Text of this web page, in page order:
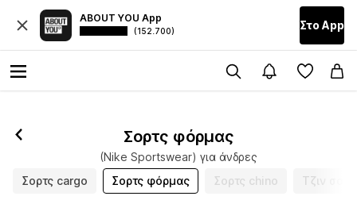
ABOUT YOU App
(152.700) Στο Αpp
Σορτς φόρμας
(Nike Sportswear) για άνδρες
Σορτς cargo
Σορτς φόρμας Σορτς chino Τζιν